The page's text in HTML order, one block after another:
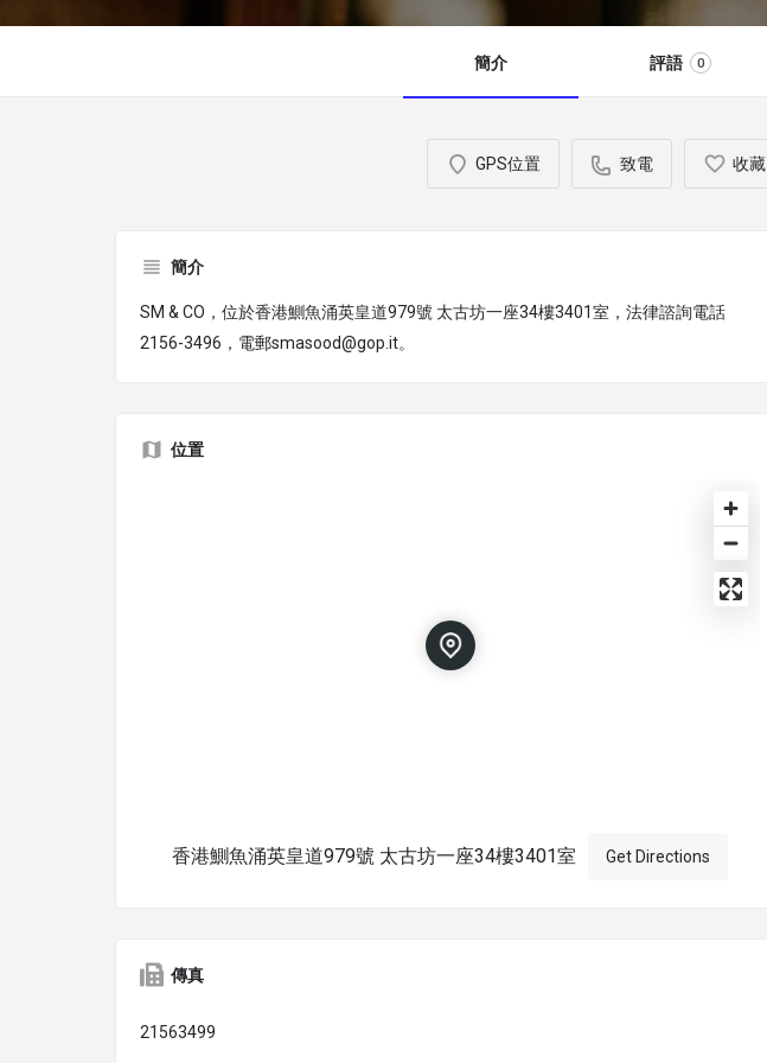
簡介 評語 0
GPS位置 致電 收藏
簡介
SM & CO，位於香港鰂魚涌英皇道979號 太古坊一座34樓3401室，法律諮詢電話
2156-3496，電郵smasood@gop.it。
位置
香港鰂魚涌英皇道979號 太古坊一座34樓3401室 Get Directions
傳真
21563499